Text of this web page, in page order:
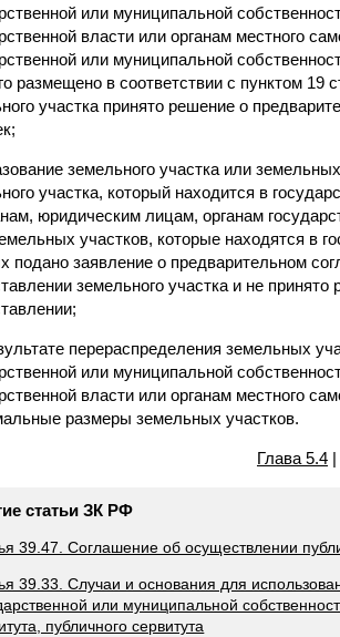
или муниципальной
власти или органам местного
или муниципальной
размещено в соответствии с пунктом 19
участка принято решение о
земельного участка или
участка, который находится в
юридическим лицам, органам
участков, которые находятся в
подано заявление о предварительном
земельного участка и не
перераспределения земельных
или муниципальной
власти или органам местного
размеры земельных участков.
Глава 5.4|
статьи ЗК РФ
39.47. Соглашение об осуществлении
39.33. Случаи и основания для
или муниципальной
публичного сервитута